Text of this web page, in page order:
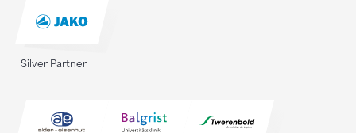
Silver Partner